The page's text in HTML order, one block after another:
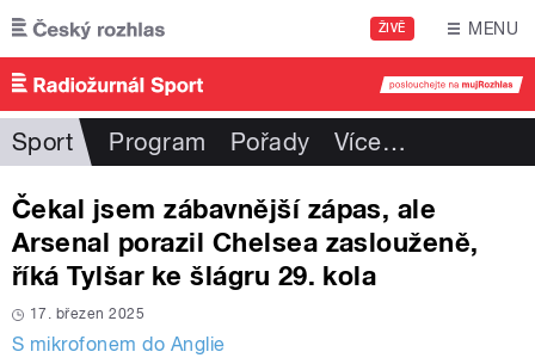
Přejít k hlavnímu obsahu
ŽIVĚ MENU
Sport Program Pořady Více…
Čekal jsem zábavnější zápas, ale
Arsenal porazil Chelsea zaslouženě,
říká Tylšar ke šlágru 29. kola
17. březen 2025
S mikrofonem do Anglie